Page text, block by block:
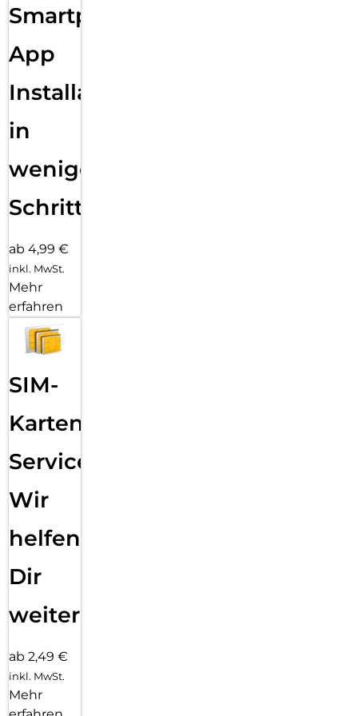
Smartphone
App
Installation
in
wenigen
Schritten
ab 4,99 €
inkl. MwSt.
Mehr
erfahren
SIM-
Karten
Service:
Wir
helfen
Dir
weiter
ab 2,49 €
inkl. MwSt.
Mehr